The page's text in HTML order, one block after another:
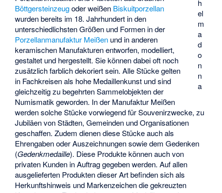
h
el
m
a
d
o
n
n
a
Böttgersteinzeugoder weißen Biskuitporzellan
wurden bereits im 18. Jahrhundert in den
unterschiedlichsten Größen und Formen in der
Porzellanmanufaktur Meißen und in anderen
keramischen Manufakturen entworfen, modelliert,
gestaltet und hergestellt. Sie können dabei oft noch
zusätzlich farblich dekoriert sein. Alle Stücke gelten
in Fachkreisen als hohe Medaillenkunst und sind
gleichzeitig zu begehrten Sammelobjekten der
Numismatik geworden. In der Manufaktur Meißen
werden solche Stücke vorwiegend für Souvenirzwecke, zu
Jubiläen von Städten, Gemeinden und Organisationen
geschaffen. Zudem dienen diese Stücke auch als
Ehrengaben oder Auszeichnungen sowie dem Gedenken
(Gedenkmedaille). Diese Produkte können auch von
privaten Kunden in Auftrag gegeben werden. Auf allen
ausgelieferten Produkten dieser Art befinden sich als
Herkunftshinweis und Markenzeichen die gekreuzten